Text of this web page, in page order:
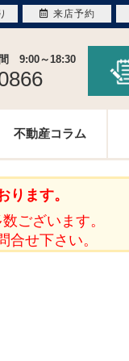
9:00～18:30
不動産コラム
ります。
ございます。
合せ下さい。
来店予約